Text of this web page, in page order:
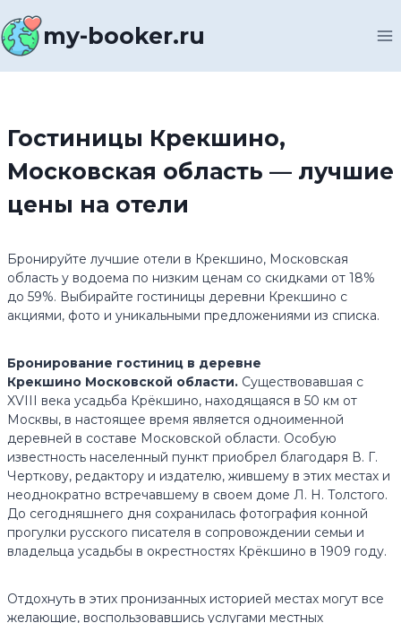
к
содержимомуmy-booker.ru
Гостиницы Крекшино,
Московская область — лучшие
цены на отели
Бронируйте лучшие отели в Крекшино, Московская
область у водоема по низким ценам со скидками от 18%
до 59%. Выбирайте гостиницы деревни Крекшино с
акциями, фото и уникальными предложениями из списка.
Бронирование гостиниц в деревне
Крекшино Московской области. Существовавшая с
XVIII века усадьба Крёкшино, находящаяся в 50 км от
Москвы, в настоящее время является одноименной
деревней в составе Московской области. Особую
известность населенный пункт приобрел благодаря В. Г.
Черткову, редактору и издателю, жившему в этих местах и
неоднократно встречавшему в своем доме Л. Н. Толстого.
До сегодняшнего дня сохранилась фотография конной
прогулки русского писателя в сопровождении семьи и
владельца усадьбы в окрестностях Крёкшино в 1909 году.
Отдохнуть в этих пронизанных историей местах могут все
желающие, воспользовавшись услугами местных